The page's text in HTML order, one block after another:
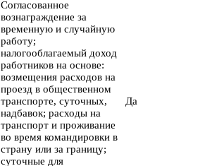
Согласованное
вознаграждение за
временную и случайную
работу;
налогооблагаемый доход
работников на основе:
возмещения расходов на
проезд в общественном
транспорте, суточных,
надбавок; расходы на
транспорт и проживание
во время командировки в
страну или за границу;
суточные для
Да